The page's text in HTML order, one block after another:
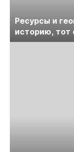
Ресурсы и
историю, тот